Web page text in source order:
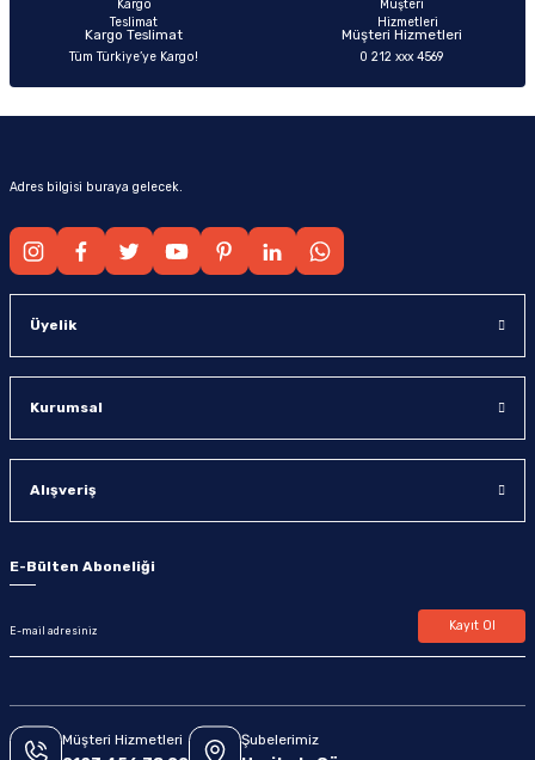
Kargo Teslimat
Tüm Türkiye’ye Kargo!
Müşteri Hizmetleri
0 212 xxx 4569
Adres bilgisi buraya gelecek.
Üyelik
Kurumsal
Alışveriş
E-Bülten Aboneliği
Kayıt Ol
Müşteri Hizmetleri Şubelerimiz